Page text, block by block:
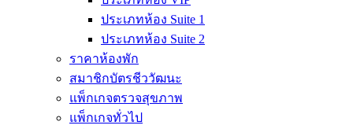
ประเภทห้อง Suite 1
ประเภทห้อง Suite 2
ราคาห้องพัก
สมาชิกบัตรชีววัฒนะ
แพ็กเกจตรวจสุขภาพ
แพ็กเกจทั่วไป